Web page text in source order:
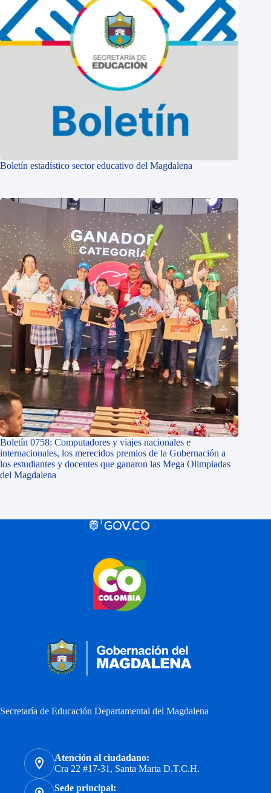
Boletín estadístico sector educativo del Magdalena
Boletín 0758: Computadores y viajes nacionales e
internacionales, los merecidos premios de la Gobernación a
los estudiantes y docentes que ganaron las Mega Olimpiadas
del Magdalena
Secretaría de Educación Departamental del Magdalena
Atención al ciudadano:
Cra 22 #17-31, Santa Marta D.T.C.H.
Sede principal: